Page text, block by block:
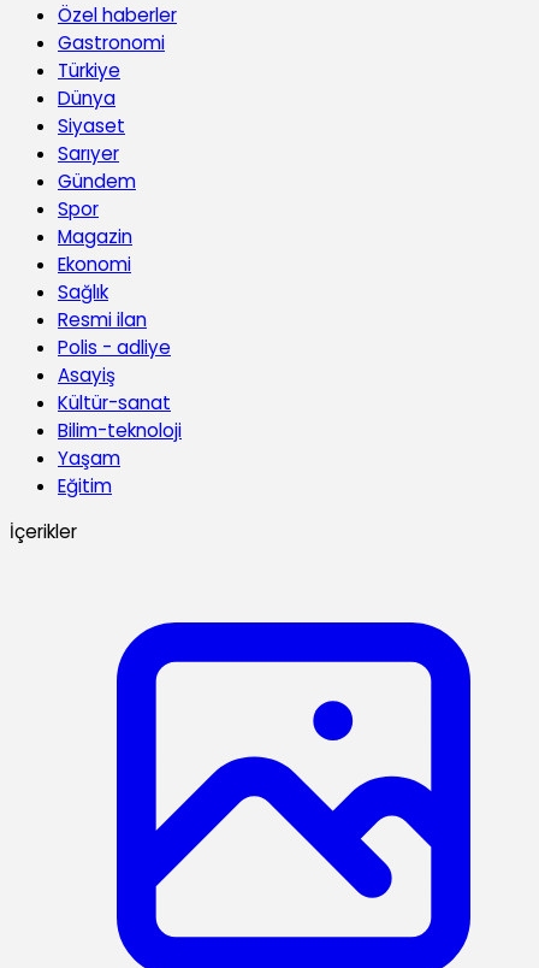
Özel haberler
Gastronomi
Türkiye
Dünya
Siyaset
Sarıyer
Gündem
Spor
Magazin
Ekonomi
Sağlık
Resmi ilan
Polis - adliye
Asayiş
Kültür-sanat
Bilim-teknoloji
Yaşam
Eğitim
İçerikler